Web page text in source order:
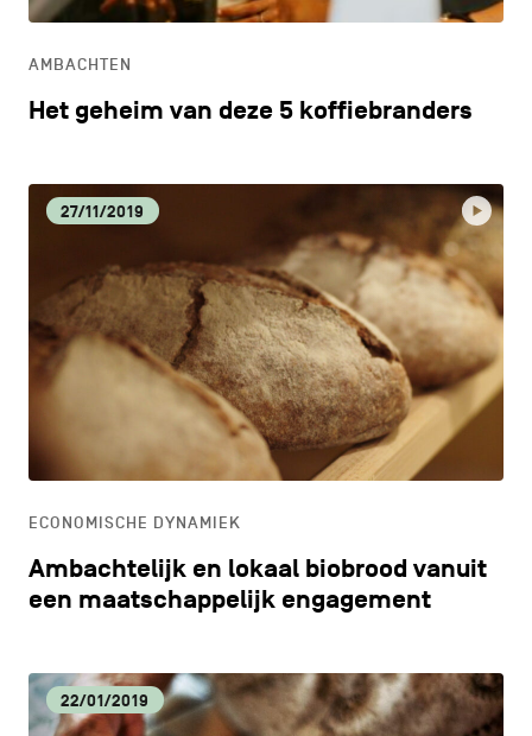
ONDERWIJS
ONTDEKKEN
AMBACHTEN
Het geheim van deze 5 koffiebranders
27/11/2019
ECONOMISCHE DYNAMIEK
Ambachtelijk en lokaal biobrood vanuit
een maatschappelijk engagement
22/01/2019